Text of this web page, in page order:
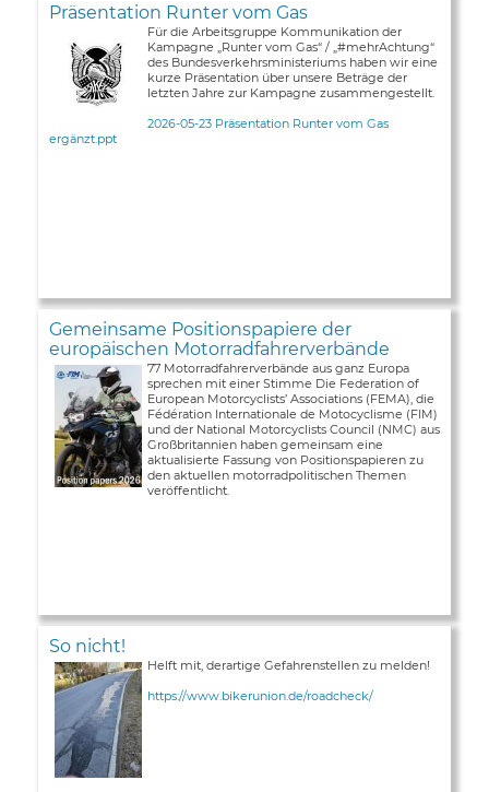
Präsentation Runter vom Gas
Für die Arbeitsgruppe Kommunikation der
Kampagne „Runter vom Gas“ / „#mehrAchtung“
des Bundesverkehrsministeriums haben wir eine
kurze Präsentation über unsere Beträge der
letzten Jahre zur Kampagne zusammengestellt.
2026-05-23 Präsentation Runter vom Gas
ergänzt.ppt
Gemeinsame Positionspapiere der
europäischen Motorradfahrerverbände
77 Motorradfahrerverbände aus ganz Europa
sprechen mit einer Stimme Die Federation of
European Motorcyclists’ Associations (FEMA), die
Fédération Internationale de Motocyclisme (FIM)
und der National Motorcyclists Council (NMC) aus
Großbritannien haben gemeinsam eine
aktualisierte Fassung von Positionspapieren zu
den aktuellen motorradpolitischen Themen
veröffentlicht.
So nicht!
Helft mit, derartige Gefahrenstellen zu melden!
https://www.bikerunion.de/roadcheck/